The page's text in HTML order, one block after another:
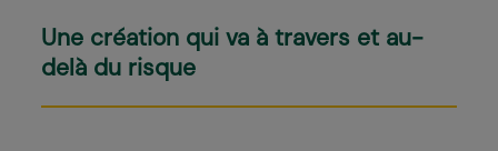
Une création qui va à travers et au-
delà du risque